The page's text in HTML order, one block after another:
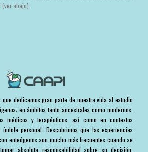
abajo).
que dedicamos gran parte de nuestra vida al estudio
en ámbitos tanto ancestrales como modernos,
médicos y terapéuticos, así como en contextos
personal. Descubrimos que las experiencias
enteógenos son mucho más frecuentes cuando se
absoluta responsabilidad sobre su decisión,